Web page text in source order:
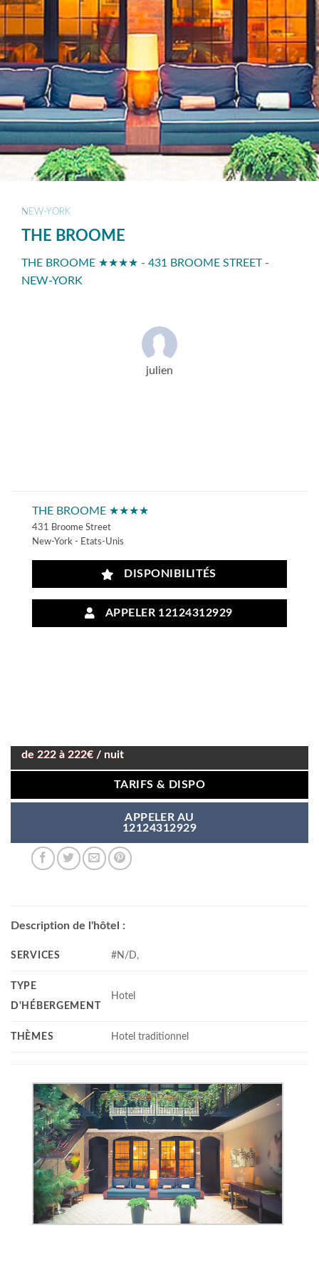
NEW-YORK
THE BROOME
THE BROOME ★★★★ - 431 BROOME STREET -
NEW-YORK
julien
THE BROOME ★★★★
431 Broome Street
New-York - Etats-Unis
DISPONIBILITÉS
APPELER 12124312929
de 222 à 222€ / nuit
TARIFS & DISPO
APPELER AU
12124312929
Description de l'hôtel :
SERVICES #N/D,
TYPE
D'HÉBERGEMENT
Hotel
THÈMES Hotel traditionnel